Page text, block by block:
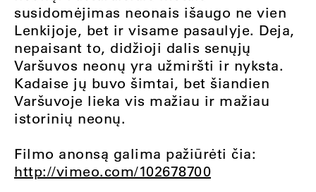
susidomėjimas neonais išaugo ne vien
Lenkijoje, bet ir visame pasaulyje. Deja,
nepaisant to, didžioji dalis senųjų
Varšuvos neonų yra užmiršti ir nyksta.
Kadaise jų buvo šimtai, bet šiandien
Varšuvoje lieka vis mažiau ir mažiau
istorinių neonų.
Filmo anonsą galima pažiūrėti čia:
http://vimeo.com/102678700